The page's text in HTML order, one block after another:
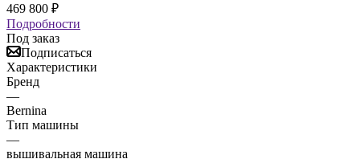
469 800 ₽
Подробности
Под заказ
Подписаться
Характеристики
Бренд
—
Bernina
Тип машины
—
вышивальная машина